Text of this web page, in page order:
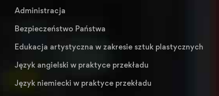
Administracja
Bezpieczeństwo Państwa
Edukacja artystyczna w zakresie sztuk plastycznych
Język angielski w praktyce przekładu
Język niemiecki w praktyce przekładu